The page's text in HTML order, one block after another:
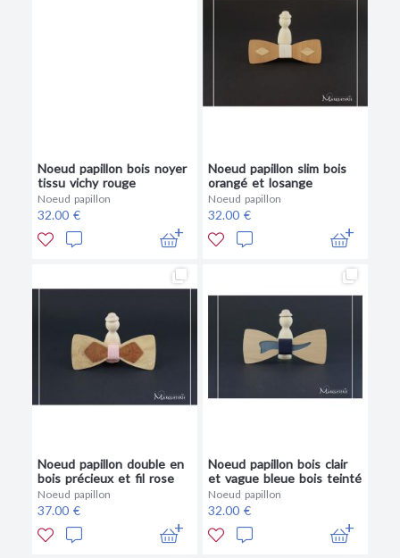
Noeud papillon bois noyer
tissu vichy rouge
Noeud papillon
32.00 €
Noeud papillon slim bois
orangé et losange
Noeud papillon
32.00 €
Noeud papillon double en
bois précieux et fil rose
Noeud papillon
37.00 €
Noeud papillon bois clair
et vague bleue bois teinté
Noeud papillon
32.00 €